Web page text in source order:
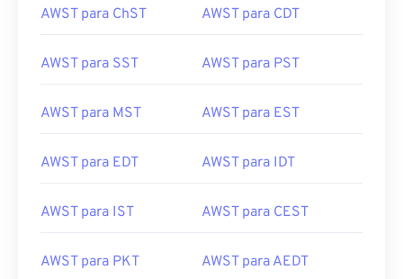
AWST para ChST AWST para CDT
AWST para SST AWST para PST
AWST para MST AWST para EST
AWST para EDT AWST para IDT
AWST para IST AWST para CEST
AWST para PKT AWST para AEDT